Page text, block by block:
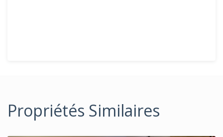
Propriétés Similaires